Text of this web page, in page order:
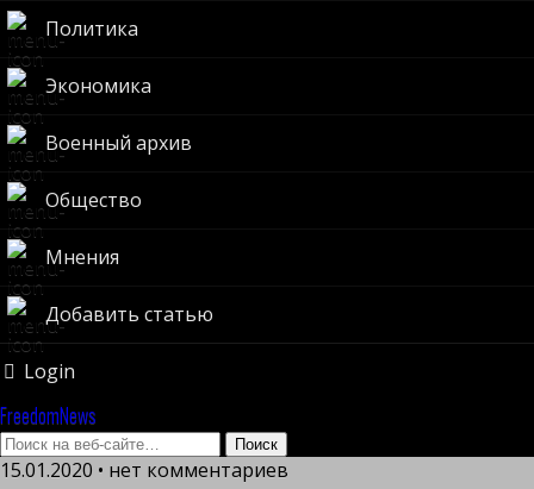
Политика
Экономика
Военный архив
Общество
Мнения
Добавить статью
Login
FreedomNews
15.01.2020 • нет комментариев